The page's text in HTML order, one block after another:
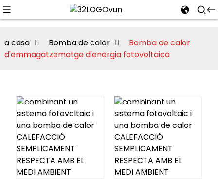
a casa Bomba de calor
Bomba de calor
d'emmagatzematge d'energia fotovoltaica